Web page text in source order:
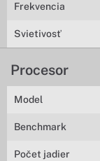
Frekvencia
Svietivosť
Procesor
Model
Benchmark
Počet jadier